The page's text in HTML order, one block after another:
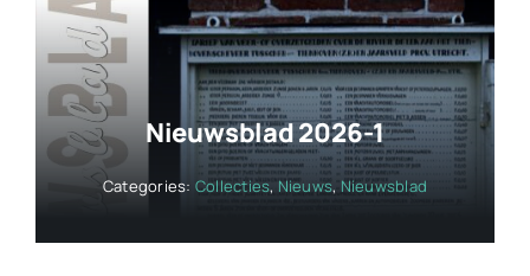
Nieuwsblad 2026-1
Categories: Collecties, Nieuws, Nieuwsblad